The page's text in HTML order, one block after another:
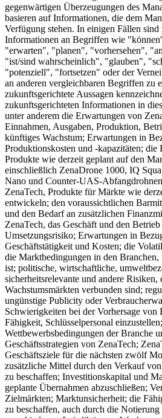
gegenwärtigen Überzeugungen des
basieren auf Informationen, die dem
Verfügung stehen. In einigen Fällen sind
Informationen an Begriffen wie
"erwarten", "planen", "vorhersehen",
"ist/sind wahrscheinlich", "glauben",
"potenziell", "fortsetzen" oder der
an anderen vergleichbaren Begriffen zu
zukunftsgerichtete Aussagen
zukunftsgerichteten Informationen in
unter anderem die Erwartungen von
Einnahmen, Ausgaben, Produktion,
künftiges Wachstum; Erwartungen in
Produktionskosten und -kapazitäten; die
Produkte wie derzeit geplant auf den
einschließlich ZenaDrone 1000, IQ
Nano und Counter-UAS-
ZenaTech, Produkte für Märkte wie
entwickeln; den voraussichtlichen
und den Bedarf an zusätzlichen
ZenaTech, das Geschäft und den
Umsetzungsrisiko; Erwartungen in
Geschäftstätigkeit und Kosten; die
die Marktbedingungen in den Branchen,
ist; politische, wirtschaftliche,
sicherheitsrelevante und andere
Wachstumsmärkten verbunden sind;
ungünstige Publicity oder
Schwierigkeiten bei der Vorhersage von
Fähigkeit, Schlüsselpersonal
Wettbewerbsbedingungen der Branche
Geschäftsstrategien von ZenaTech;
Geschäftsziele für die nächsten zwölf
zusätzliche Mittel durch den Verkauf
zu beschaffen; Investitionskapital und
geplante Übernahmen abzuschließen;
Zielmärkten; Marktunsicherheit; die
zu beschaffen, auch durch die Notierung